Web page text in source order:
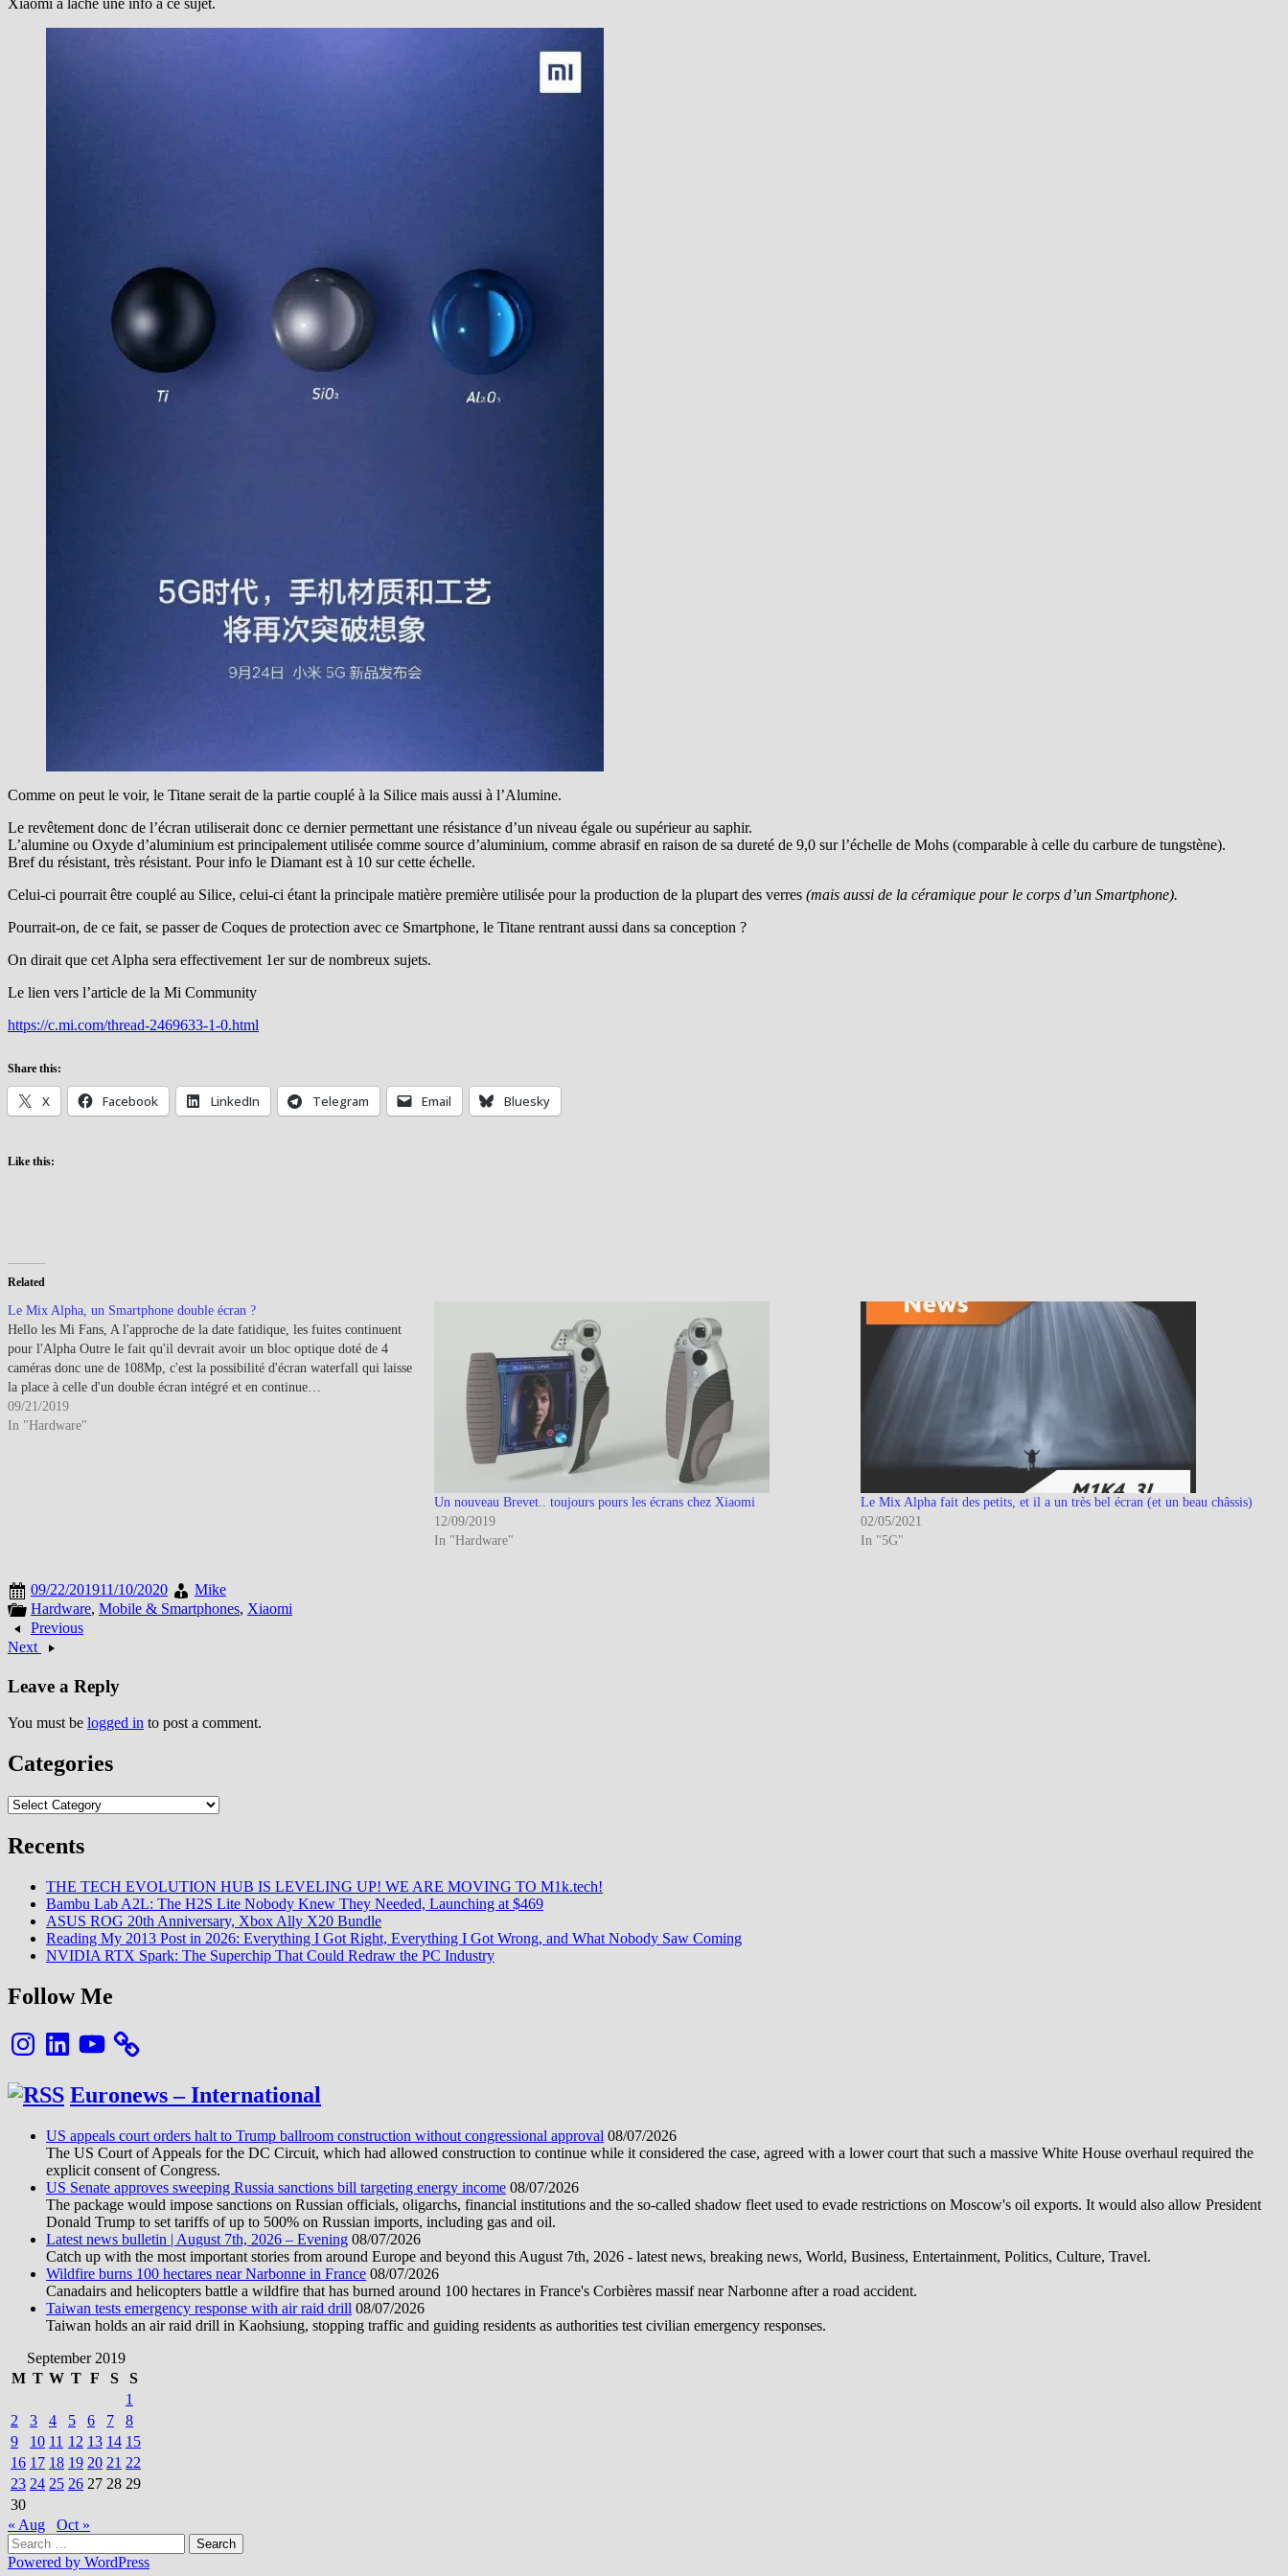
Comme on peut le voir, le Titane serait de la partie couplé à la Silice mais aussi à l’Alumine.
Le revêtement donc de l’écran utiliserait donc ce dernier permettant une résistance d’un niveau égale ou supérieur au saphir.
L’alumine ou Oxyde d’aluminium est principalement utilisée comme source d’aluminium, comme abrasif en raison de sa dureté de 9,0 sur l’échelle de Mohs (comparable à celle du carbure de tungstène).
Bref du résistant, très résistant. Pour info le Diamant est à 10 sur cette échelle.
Celui-ci pourrait être couplé au Silice, celui-ci étant la principale matière première utilisée pour la production de la plupart des verres (mais aussi de la céramique pour le corps d’un Smartphone).
Pourrait-on, de ce fait, se passer de Coques de protection avec ce Smartphone, le Titane rentrant aussi dans sa conception ?
On dirait que cet Alpha sera effectivement 1er sur de nombreux sujets.
Le lien vers l’article de la Mi Community
https://c.mi.com/thread-2469633-1-0.html
Share this:
X Facebook LinkedIn Telegram Email Bluesky
Like this:
Related
Le Mix Alpha, un Smartphone double écran ?
Hello les Mi Fans, A l'approche de la date fatidique, les fuites continuent
pour l'Alpha Outre le fait qu'il devrait avoir un bloc optique doté de 4
caméras donc une de 108Mp, c'est la possibilité d'écran waterfall qui laisse
la place à celle d'un double écran intégré et en continue…
09/21/2019
In "Hardware"
Un nouveau Brevet.. toujours pours les écrans chez Xiaomi
12/09/2019
In "Hardware"
Le Mix Alpha fait des petits, et il a un très bel écran (et un beau châssis)
02/05/2021
In "5G"
09/22/201911/10/2020
Mike
Hardware, Mobile & Smartphones, Xiaomi
Previous
Next
Leave a Reply
You must be logged in to post a comment.
Categories
Categories
Recents
THE TECH EVOLUTION HUB IS LEVELING UP! WE ARE MOVING TO M1k.tech!
Bambu Lab A2L: The H2S Lite Nobody Knew They Needed, Launching at $469
ASUS ROG 20th Anniversary, Xbox Ally X20 Bundle
Reading My 2013 Post in 2026: Everything I Got Right, Everything I Got Wrong, and What Nobody Saw Coming
NVIDIA RTX Spark: The Superchip That Could Redraw the PC Industry
Follow Me
InstagramLinkedInYouTube
Euronews – International
US appeals court orders halt to Trump ballroom construction without congressional approval 08/07/2026
The US Court of Appeals for the DC Circuit, which had allowed construction to continue while it considered the case, agreed with a lower court that such a massive White House overhaul required the
explicit consent of Congress.
US Senate approves sweeping Russia sanctions bill targeting energy income 08/07/2026
The package would impose sanctions on Russian officials, oligarchs, financial institutions and the so-called shadow fleet used to evade restrictions on Moscow's oil exports. It would also allow President
Donald Trump to set tariffs of up to 500% on Russian imports, including gas and oil.
Latest news bulletin | August 7th, 2026 – Evening 08/07/2026
Catch up with the most important stories from around Europe and beyond this August 7th, 2026 - latest news, breaking news, World, Business, Entertainment, Politics, Culture, Travel.
Wildfire burns 100 hectares near Narbonne in France 08/07/2026
Canadairs and helicopters battle a wildfire that has burned around 100 hectares in France's Corbières massif near Narbonne after a road accident.
Taiwan tests emergency response with air raid drill 08/07/2026
Taiwan holds an air raid drill in Kaohsiung, stopping traffic and guiding residents as authorities test civilian emergency responses.
September 2019
M T W T F S
S
1
2
3 4 5 6 7
8
9
10 11 12 13 14 15
16 17 18 19 20 21 22
23 24 25 26 27 28 29
30
« Aug
Oct »
Search
for:
Powered by WordPress